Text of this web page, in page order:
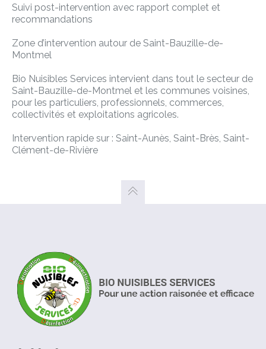
Suivi post-intervention avec rapport complet et
recommandations
Zone d’intervention autour de Saint-Bauzille-de-
Montmel
Bio Nuisibles Services intervient dans tout le secteur de
Saint-Bauzille-de-Montmel et les communes voisines,
pour les particuliers, professionnels, commerces,
collectivités et exploitations agricoles.
Intervention rapide sur : Saint-Aunès, Saint-Brès, Saint-
Clément-de-Rivière